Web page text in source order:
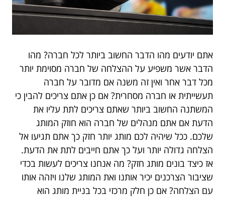
אתם יודעים מהו הדבר החשוב ביותר לכל חברה? מהו
הדבר אשר משפיע על ההצלחה של חברה מסוימת יותר
מכל דבר אחר ואין זה משנה אם מדובר על חברה
תעשייתית או חברה מסחרית? אם כן אתם צריכים להבין כי
המשתנה החשוב ביותר שאתם צריכים לתת עליו את
הדעת אם אתם מנהלים של חברה הוא חוזק המותג
שלכם. ככל שיהיה לכם מותג יותר חזק כך אתם תגיעו אל
הצלחה גדולה יותר ועל כך אתם חייבים לתת את הדעת.
אז כיצד בונים מותג חזק? מה אנחנו צריכים לעשות בכדי
שציבור הצרכנים יכיר אותנו ואת המותג שלנו ויזהה אותו
עם הצלחה? אם כן חלק מרכזי בכל בניית מותג הוא